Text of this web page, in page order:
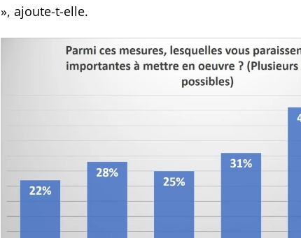
», ajoute-t-elle.